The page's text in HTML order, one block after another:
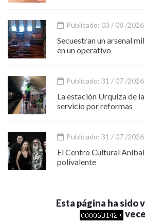
Publicado: 03 / 08 /2026
Secuestran un arsenal
en un operativo
Publicado: 31 / 07 /2026
La estación Urquiza de
servicio por reformas
Publicado: 31 / 07 /2026
El Centro Cultural
polivalente
Esta página ha sido